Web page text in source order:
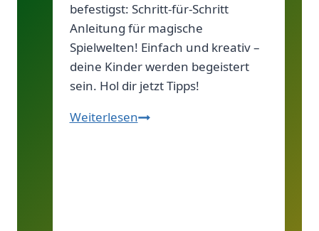
befestigst: Schritt-für-Schritt
Anleitung für magische
Spielwelten! Einfach und kreativ –
deine Kinder werden begeistert
sein. Hol dir jetzt Tipps!
WeiterlesenTipps